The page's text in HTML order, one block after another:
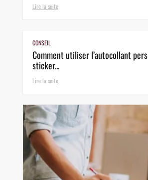
Lire la suite
CONSEIL
Comment utiliser l’autocollant
sticker...
Lire la suite